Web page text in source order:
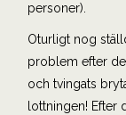
personer).
Oturligt nog
problem efter
och tvingats
lottningen! Efter